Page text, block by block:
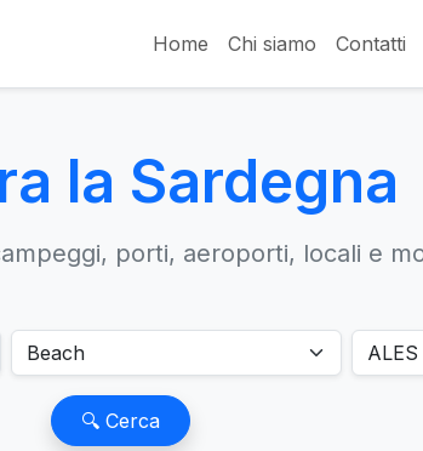
Home Chi siamo Contatti
la Sardegna
porti, aeroporti, locali e
🔍 Cerca